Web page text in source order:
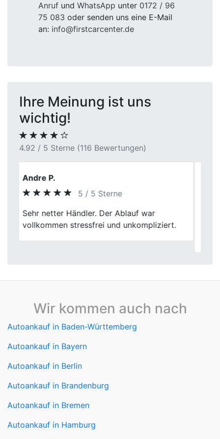
Anruf und WhatsApp unter 0172 / 96
75 083 oder senden uns eine E-Mail
an: info@firstcarcenter.de
Ihre Meinung ist uns
wichtig!
4.92 / 5 Sterne (116 Bewertungen)
Thomas Lehner
5 / 5 Sterne
Der Fahrzeugverkauf wurde effizient und
sachlich durchgeführt. Die Bewertung war
Previous
Wir kommen auch nach
Autoankauf in Baden-Württemberg
Autoankauf in Bayern
Autoankauf in Berlin
Autoankauf in Brandenburg
Autoankauf in Bremen
Autoankauf in Hamburg